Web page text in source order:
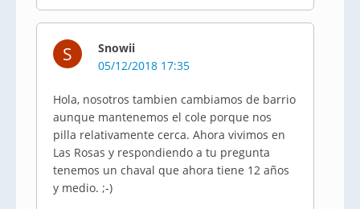
S
Snowii
05/12/2018 17:35
Hola, nosotros tambien cambiamos de barrio
aunque mantenemos el cole porque nos
pilla relativamente cerca. Ahora vivimos en
Las Rosas y respondiendo a tu pregunta
tenemos un chaval que ahora tiene 12 años
y medio. ;-)